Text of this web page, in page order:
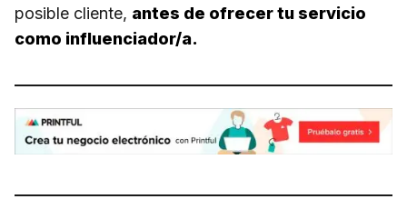
posible cliente, antes de ofrecer tu servicio
como influenciador/a.